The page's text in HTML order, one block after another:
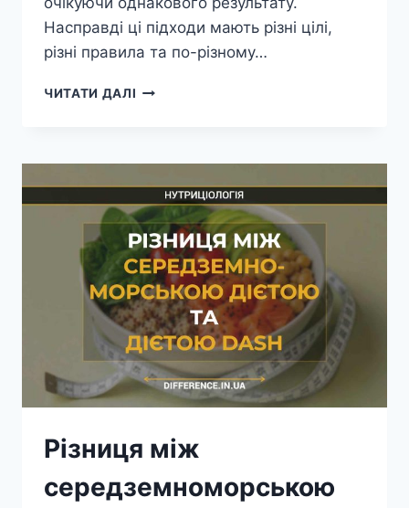
Насправді ці підходи мають різні цілі,
різні правила та по-різному…
ЧИТАТИ ДАЛІ РІЗНИЦЯ
ТА
ПАЛЕО-
ДІЄТОЮ
Різниця між
середземноморською